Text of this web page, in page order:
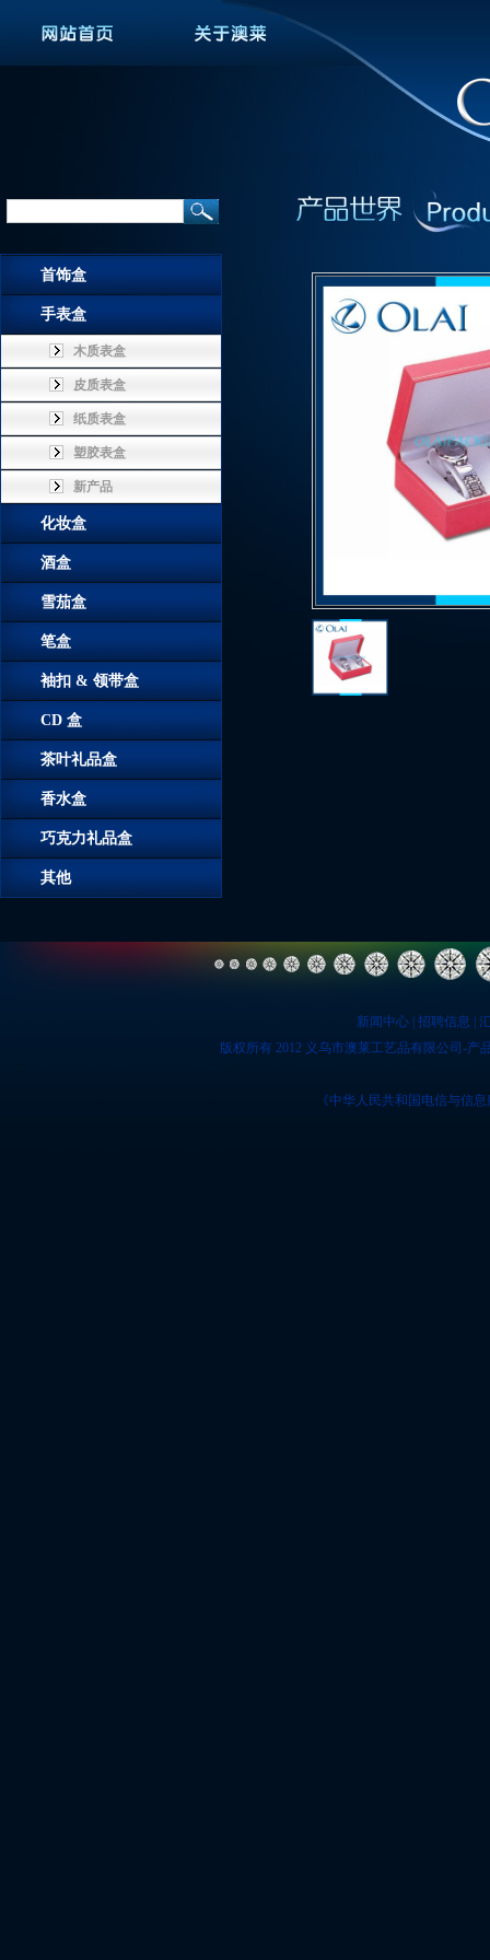
首饰盒
手表盒
木质表盒
皮质表盒
纸质表盒
塑胶表盒
新产品
化妆盒
酒盒
雪茄盒
笔盒
袖扣 & 领带盒
CD 盒
茶叶礼品盒
香水盒
巧克力礼品盒
其他
新闻中心 招聘信息
版权所有 2012 义乌市澳莱工艺品有限公司-
《中华人民共和国电信与信